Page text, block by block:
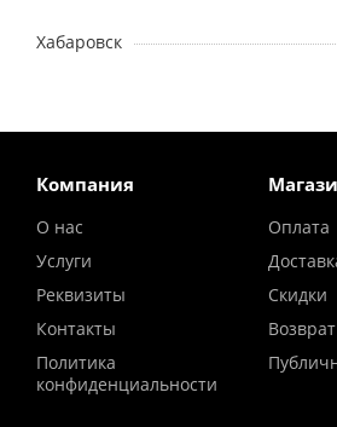
Хабаровск
Компания
О нас
Услуги
Реквизиты
Контакты
Политика
конфиденциальности
Оплата
Скидки